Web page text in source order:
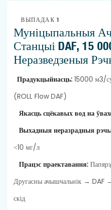
ВЫПАДАК 1
Муніцыпальныя
Станцыі DAF, 15
Неразведзеныя
Прадукцыйнасць: 15000 м3/
(ROLL Flow DAF)
Якасць сцёкавых вод на
Выхадныя неразрадныя
<10 мг/л
Працэс праектавання:
Другасны ачышчальнік → DAF
скід